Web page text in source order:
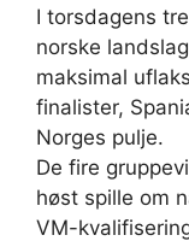
I torsdagens
norske
maksimal
finalister,
Norges pulje.
De fire
høst spille om
VM-